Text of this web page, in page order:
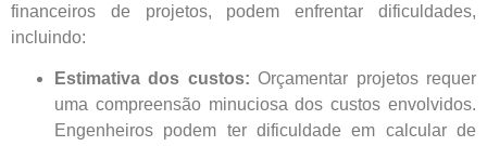
financeiros de projetos, podem enfrentar dificuldades,
incluindo:
Estimativa dos custos: Orçamentar projetos requer
uma compreensão minuciosa dos custos envolvidos.
Engenheiros podem ter dificuldade em calcular de